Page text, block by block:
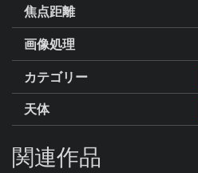
焦点距離
画像処理
カテゴリー
天体
関連作品